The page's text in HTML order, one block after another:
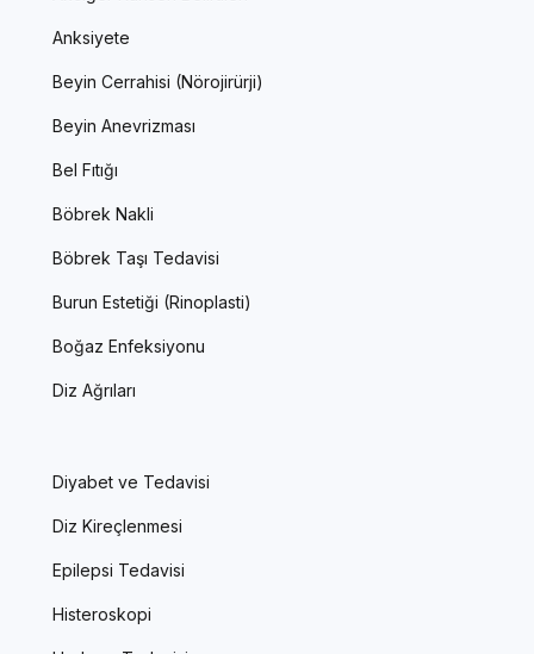
Anksiyete
Beyin Cerrahisi (Nörojirürji)
Beyin Anevrizması
Bel Fıtığı
Böbrek Nakli
Böbrek Taşı Tedavisi
Burun Estetiği (Rinoplasti)
Boğaz Enfeksiyonu
Diz Ağrıları
Diyabet ve Tedavisi
Diz Kireçlenmesi
Epilepsi Tedavisi
Histeroskopi